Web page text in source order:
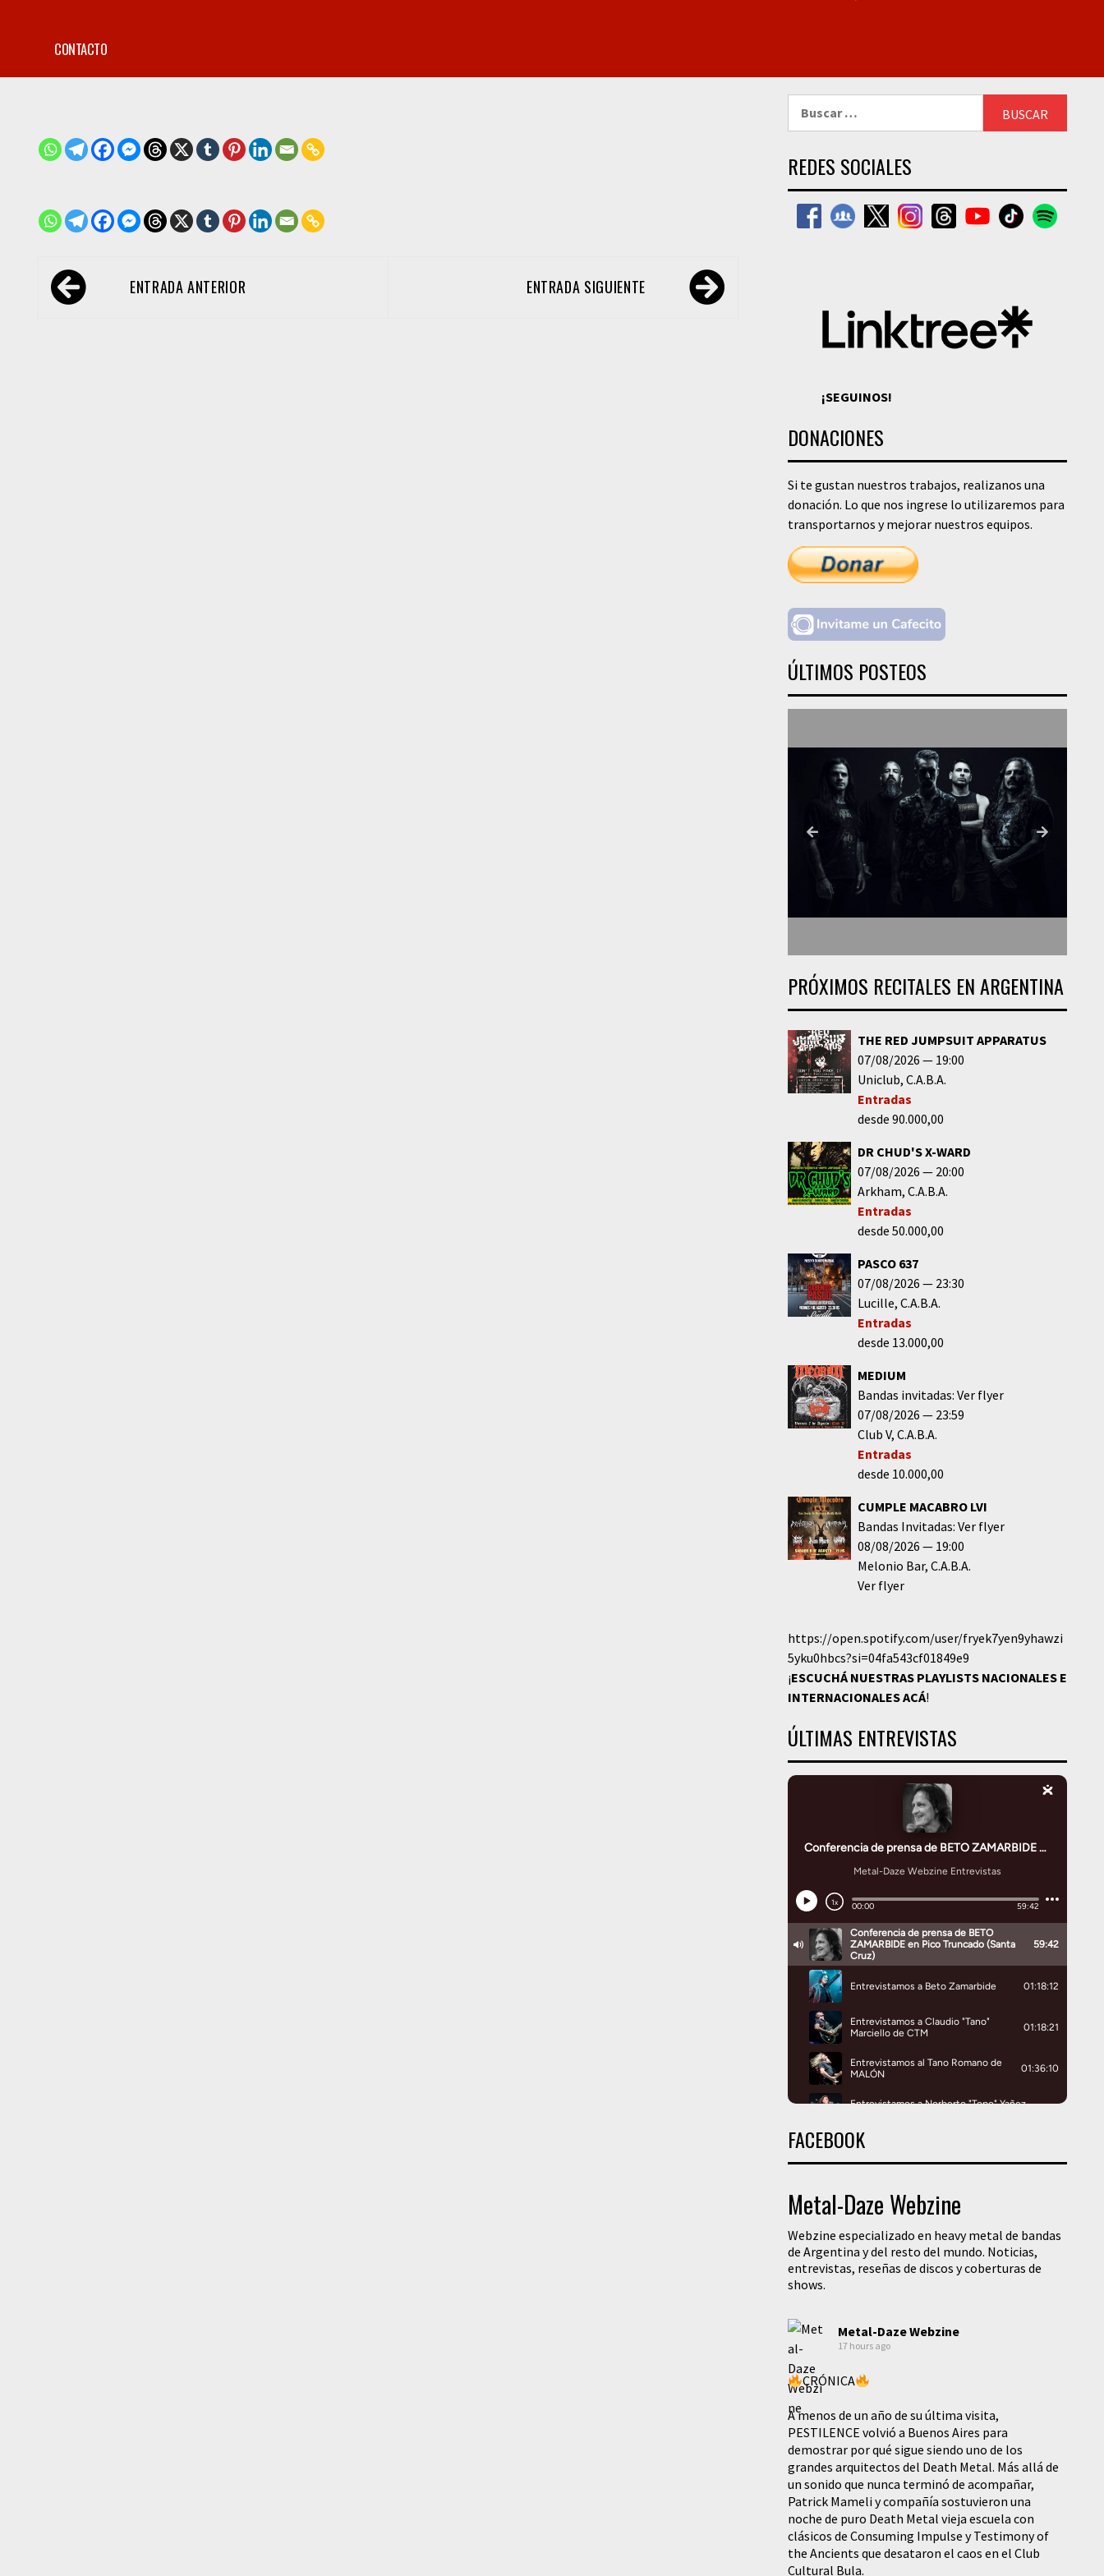
CONTACTO
Navegación
de ENTRADA ANTERIOR ENTRADA SIGUIENTE
REDES SOCIALES
¡SEGUINOS!
DONACIONES
Si te gustan nuestros trabajos, realizanos una
donación. Lo que nos ingrese lo utilizaremos para
transportarnos y mejorar nuestros equipos.
ÚLTIMOS POSTEOS
PRÓXIMOS RECITALES EN ARGENTINA
THE RED JUMPSUIT APPARATUS
07/08/2026
19:00
Uniclub C.A.B.A.
Entradas
desde 90.000,00
DR CHUD'S X-WARD
07/08/2026
20:00
Arkham C.A.B.A.
Entradas
desde 50.000,00
PASCO 637
07/08/2026
23:30
Lucille C.A.B.A.
Entradas
desde 13.000,00
MEDIUM
Bandas invitadas: Ver flyer
07/08/2026
23:59
Club V C.A.B.A.
Entradas
desde 10.000,00
CUMPLE MACABRO LVI
Bandas Invitadas: Ver flyer
08/08/2026
19:00
Melonio Bar C.A.B.A.
Ver flyer
https://open.spotify.com/user/fryek7yen9yhawzi
5yku0hbcs?si=04fa543cf01849e9
¡ESCUCHÁ NUESTRAS PLAYLISTS NACIONALES E
INTERNACIONALESACÁ!
ÚLTIMAS ENTREVISTAS
FACEBOOK
Metal-Daze Webzine
Webzine especializado en heavy metal de bandas
de Argentina y del resto del mundo. Noticias,
entrevistas, reseñas de discos y coberturas de
shows.
Metal-Daze Webzine
17 hours ago
CRÓNICA
A menos de un año de su última visita,
PESTILENCE volvió a Buenos Aires para
demostrar por qué sigue siendo uno de los
grandes arquitectos del Death Metal. Más allá de
un sonido que nunca terminó de acompañar,
Patrick Mameli y compañía sostuvieron una
noche de puro Death Metal vieja escuela con
clásicos de Consuming Impulse y Testimony of
the Ancients que desataron el caos en el Club
Cultural Bula.